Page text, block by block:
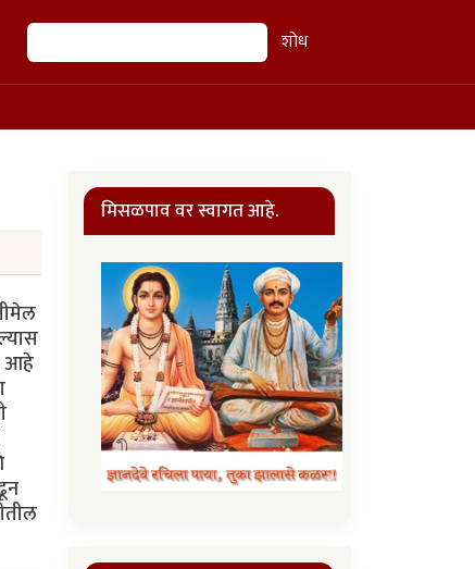
शोध शोध
आहे
मिसळपाव वर स्वागत आहे.